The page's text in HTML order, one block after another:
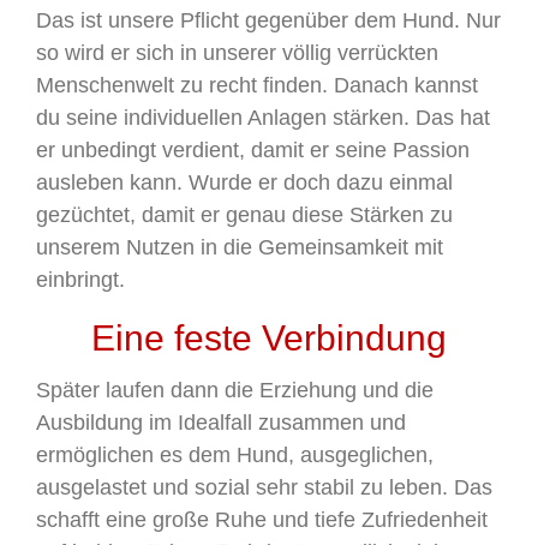
Das ist unsere Pflicht gegenüber dem Hund. Nur
so wird er sich in unserer völlig verrückten
Menschenwelt zu recht finden. Danach kannst
du seine individuellen Anlagen stärken. Das hat
er unbedingt verdient, damit er seine Passion
ausleben kann. Wurde er doch dazu einmal
gezüchtet, damit er genau diese Stärken zu
unserem Nutzen in die Gemeinsamkeit mit
einbringt.
Eine feste Verbindung
Später laufen dann die Erziehung und die
Ausbildung im Idealfall zusammen und
ermöglichen es dem Hund, ausgeglichen,
ausgelastet und sozial sehr stabil zu leben. Das
schafft eine große Ruhe und tiefe Zufriedenheit